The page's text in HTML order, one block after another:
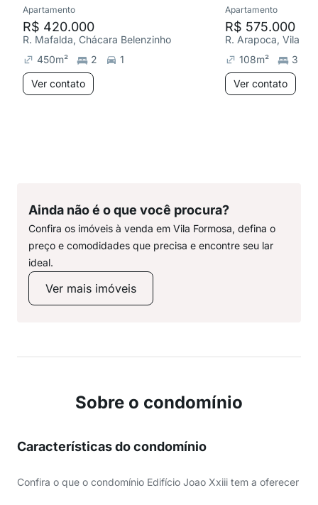
Apartamento
R$ 420.000
R. Mafalda, Chácara Belenzinho
450m² 2
1
Ver contato
Apartamento
R$ 575.000
R. Arapoca, Vila
108m²
3
Ver contato
Ainda não é o que você procura?
Confira os imóveis à venda em Vila Formosa, defina o
preço e comodidades que precisa e encontre seu lar
ideal.
Ver mais imóveis
Sobre o condomínio
Características do condomínio
Confira o que o condomínio Edifício Joao Xxiii tem a oferecer